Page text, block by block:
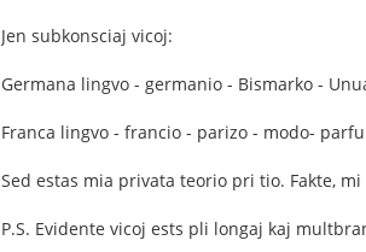
Jen subkonsciaj vicoj:
Germana lingvo - germanio - Bismarko -
Franca lingvo - francio - parizo - modo-
Sed estas mia privata teorio pri tio. Fakte,
P.S. Evidente vicoj ests pli longaj kaj